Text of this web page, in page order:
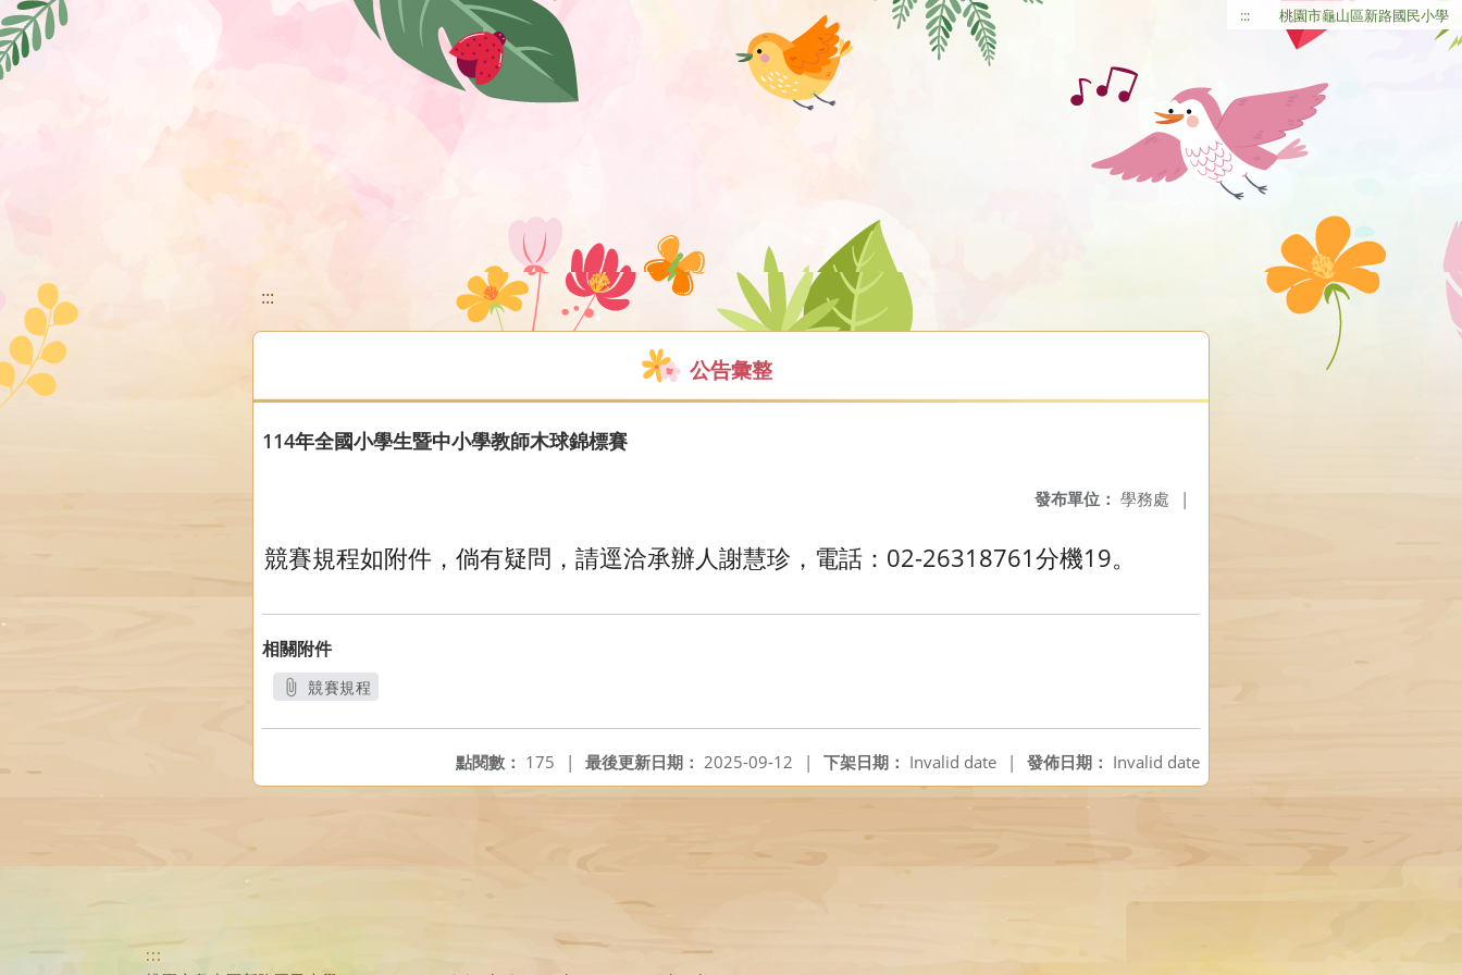
移至網頁之主要內容區位置 ::: 桃園市龜山區新路國民小學
:::
公告彙整
114年全國小學生暨中小學教師木球錦標賽
發布單位： 學務處 |
競賽規程如附件，倘有疑問，請逕洽承辦人謝慧珍，電話：02-26318761分機19。
相關附件
競賽規程
發佈日期： Invalid date
下架日期： Invalid date |
最後更新日期： 2025-09-12 |
點閱數： 175 |
:::